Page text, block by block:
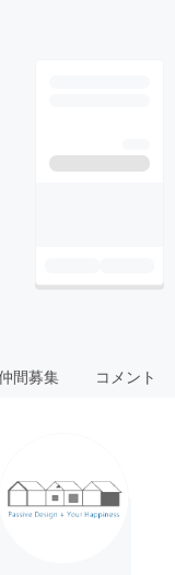
間募集 コメント